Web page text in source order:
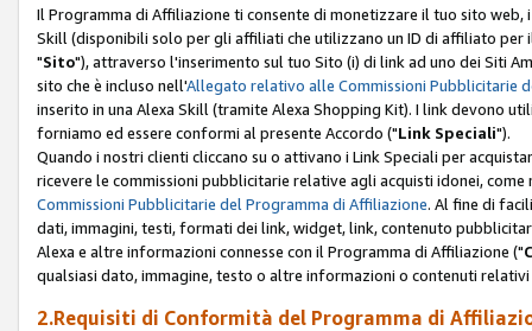
Il Programma di Affiliazione ti consente di monetizzare il tuo sito
Skill (disponibili solo per gli affiliati che utilizzano un ID di affiliato per
"Sito"), attraverso l'inserimento sul tuo Sito (i) di link ad uno dei Siti
sito che è incluso nell'Allegato relativo alle Commissioni Pubblicitarie
inserito in una Alexa Skill (tramite Alexa Shopping Kit). I link devono
forniamo ed essere conformi al presente Accordo ("Link Speciali").
Quando i nostri clienti cliccano su o attivano i Link Speciali per
ricevere le commissioni pubblicitarie relative agli acquisti idonei,
Commissioni Pubblicitarie del Programma di Affiliazione. Al fine di
dati, immagini, testi, formati dei link, widget, link, contenuto
Alexa e altre informazioni connesse con il Programma di Affiliazione ("
qualsiasi dato, immagine, testo o altre informazioni o contenuti
2.Requisiti di Conformità del Programma di